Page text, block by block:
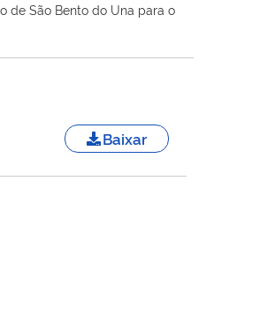
de São Bento do Una para o
Baixar